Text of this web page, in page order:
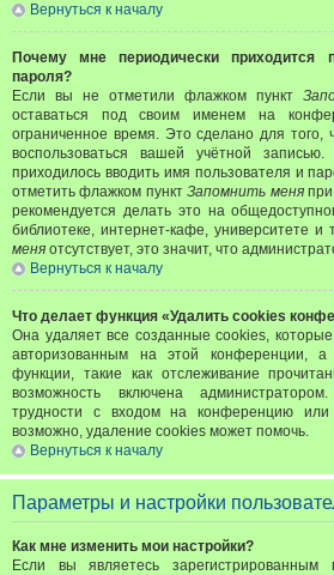
Вернуться к началу
Почему мне периодически приходится
пароля?
Если вы не отметили флажком пункт
оставаться под своим именем на
ограниченное время. Это сделано для того,
воспользоваться вашей учётной
приходилось вводить имя пользователя и
отметить флажком пунктЗапомнить меняпри
рекомендуется делать это на
библиотеке, интернет-кафе, университете и
меня отсутствует, это значит, что
Вернуться к началу
Что делает функция «Удалить cookies
Она удаляет все созданные cookies,
авторизованным на этой конференции, а
функции, такие как отслеживание
возможность включена
трудности с входом на конференцию
возможно, удаление cookies может помочь.
Вернуться к началу
Параметры и настройки
Как мне изменить мои настройки?
Если вы являетесь зарегистрированным